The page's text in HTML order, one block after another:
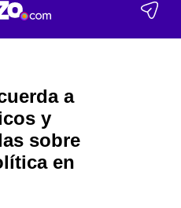
a
y
sobre
en